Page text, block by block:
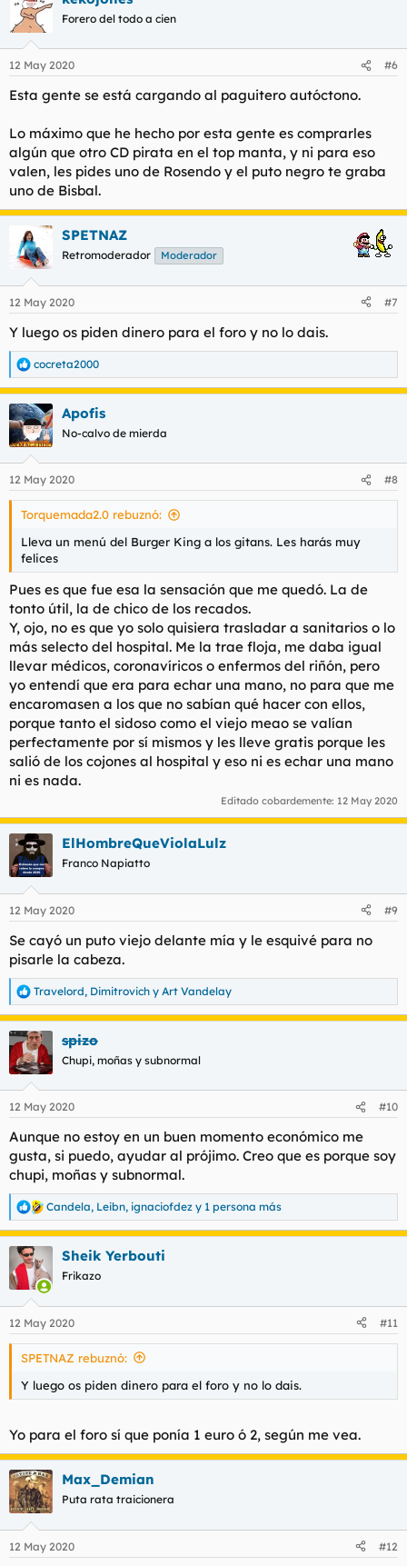
Forero del todo a cien
12 May 2020 #6
Esta gente se está cargando al paguitero autóctono.
Lo máximo que he hecho por esta gente es comprarles
algún que otro CD pirata en el top manta, y ni para eso
valen, les pides uno de Rosendo y el puto negro te graba
uno de Bisbal.
SPETNAZ
Retromoderador Moderador
12 May 2020 #7
Y luego os piden dinero para el foro y no lo dais.
R
e
a
c
c
i
e
s
cocreta2000
Apofis
No-calvo de mierda
12 May 2020 #8
Torquemada2.0 rebuznó:
Lleva un menú del Burger King a los gitans. Les harás muy
felices
Pues es que fue esa la sensación que me quedó. La de
tonto útil, la de chico de los recados.
Y, ojo, no es que yo solo quisiera trasladar a sanitarios o lo
más selecto del hospital. Me la trae floja, me daba igual
llevar médicos, coronavíricos o enfermos del riñón, pero
yo entendí que era para echar una mano, no para que me
encaromasen a los que no sabían qué hacer con ellos,
porque tanto el sidoso como el viejo meao se valían
perfectamente por sí mismos y les lleve gratis porque les
salió de los cojones al hospital y eso ni es echar una mano
ni es nada.
Editado cobardemente: 12 May 2020
ElHombreQueViolaLulz
Franco Napiatto
12 May 2020 #9
Se cayó un puto viejo delante mía y le esquivé para no
pisarle la cabeza.
R
e
a
c
c
i
e
:
Travelord, Dimitrovich y Art Vandelay
spizo
Chupi, moñas y subnormal
12 May 2020 #10
Aunque no estoy en un buen momento económico me
gusta, si puedo, ayudar al prójimo. Creo que es porque soy
chupi, moñas y subnormal.
R
e
a
c
c
i
e
s
Candela, Leibn, ignaciofdez y 1 persona más
Sheik Yerbouti
Frikazo
12 May 2020 #11
SPETNAZ rebuznó:
Y luego os piden dinero para el foro y no lo dais.
Yo para el foro sí que ponía 1 euro ó 2, según me vea.
Max_Demian
Puta rata traicionera
12 May 2020 #12